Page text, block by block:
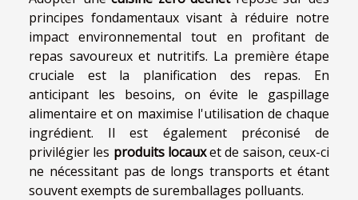
principes fondamentaux visant à réduire notre
impact environnemental tout en profitant de
repas savoureux et nutritifs. La première étape
cruciale est la planification des repas. En
anticipant les besoins, on évite le gaspillage
alimentaire et on maximise l'utilisation de chaque
ingrédient. Il est également préconisé de
privilégier les produits locauxet de saison, ceux-ci
ne nécessitant pas de longs transports et étant
souvent exempts de suremballages polluants.